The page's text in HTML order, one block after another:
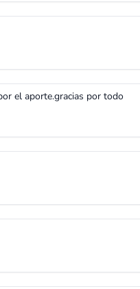
el aporte.gracias por todo